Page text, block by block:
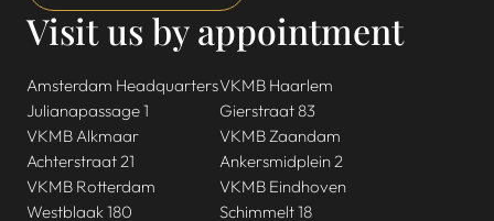
Visit us by appointment
Amsterdam Headquarters
Julianapassage 1
VKMB Haarlem
Gierstraat 83
VKMB Alkmaar
Achterstraat 21
VKMB Zaandam
Ankersmidplein 2
VKMB Rotterdam
Westblaak 180
VKMB Eindhoven
Schimmelt 18